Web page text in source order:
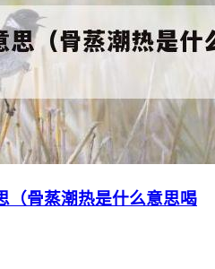
（骨蒸潮热是什么意思喝